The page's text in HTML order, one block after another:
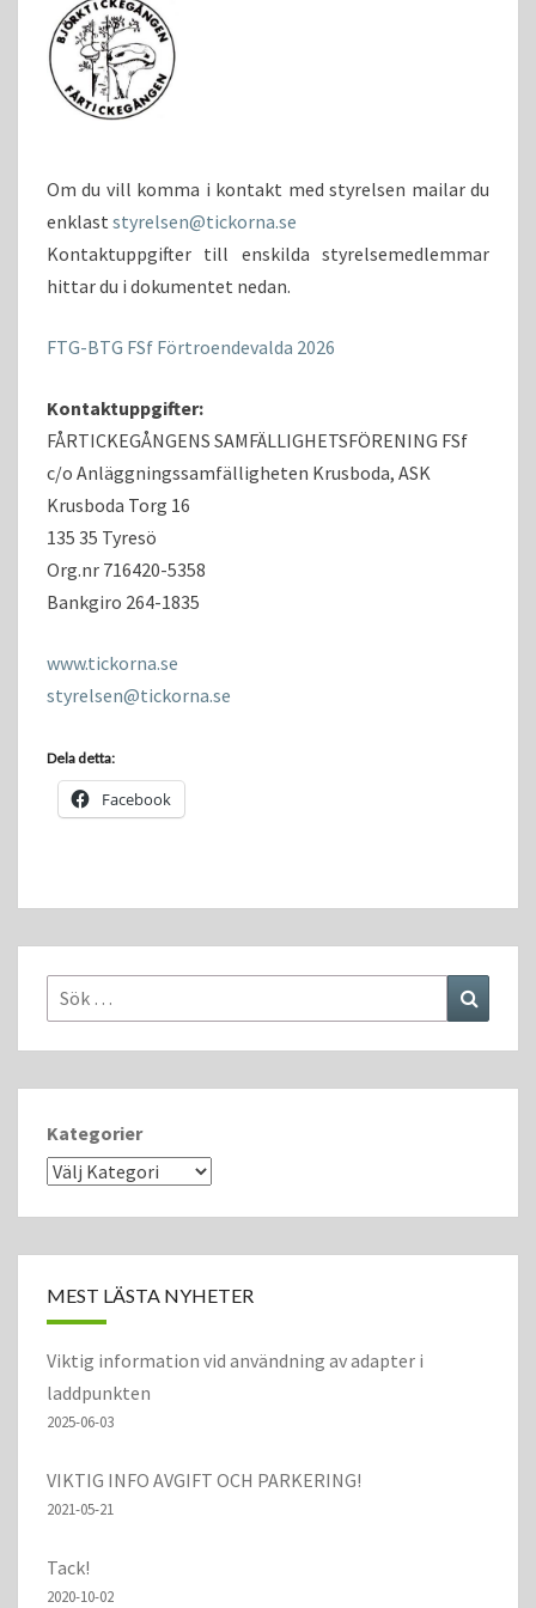
Om du vill komma i kontakt med styrelsen mailar du
enklast styrelsen@tickorna.se
Kontaktuppgifter till enskilda styrelsemedlemmar
hittar du i dokumentet nedan.
FTG-BTG FSf Förtroendevalda 2026
Kontaktuppgifter:
FÅRTICKEGÅNGENS SAMFÄLLIGHETSFÖRENING FSf
c/o Anläggningssamfälligheten Krusboda, ASK
Krusboda Torg 16
135 35 Tyresö
Org.nr 716420-5358
Bankgiro 264-1835
www.tickorna.se
styrelsen@tickorna.se
Dela detta:
Facebook
Sök
efter:
Kategorier
MEST LÄSTA NYHETER
Viktig information vid användning av adapter i
laddpunkten
2025-06-03
VIKTIG INFO AVGIFT OCH PARKERING!
2021-05-21
Tack!
2020-10-02